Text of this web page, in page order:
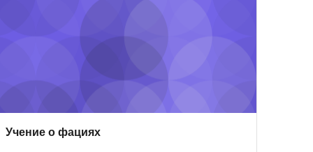
Изображение курса
Название курса
Учение о фациях